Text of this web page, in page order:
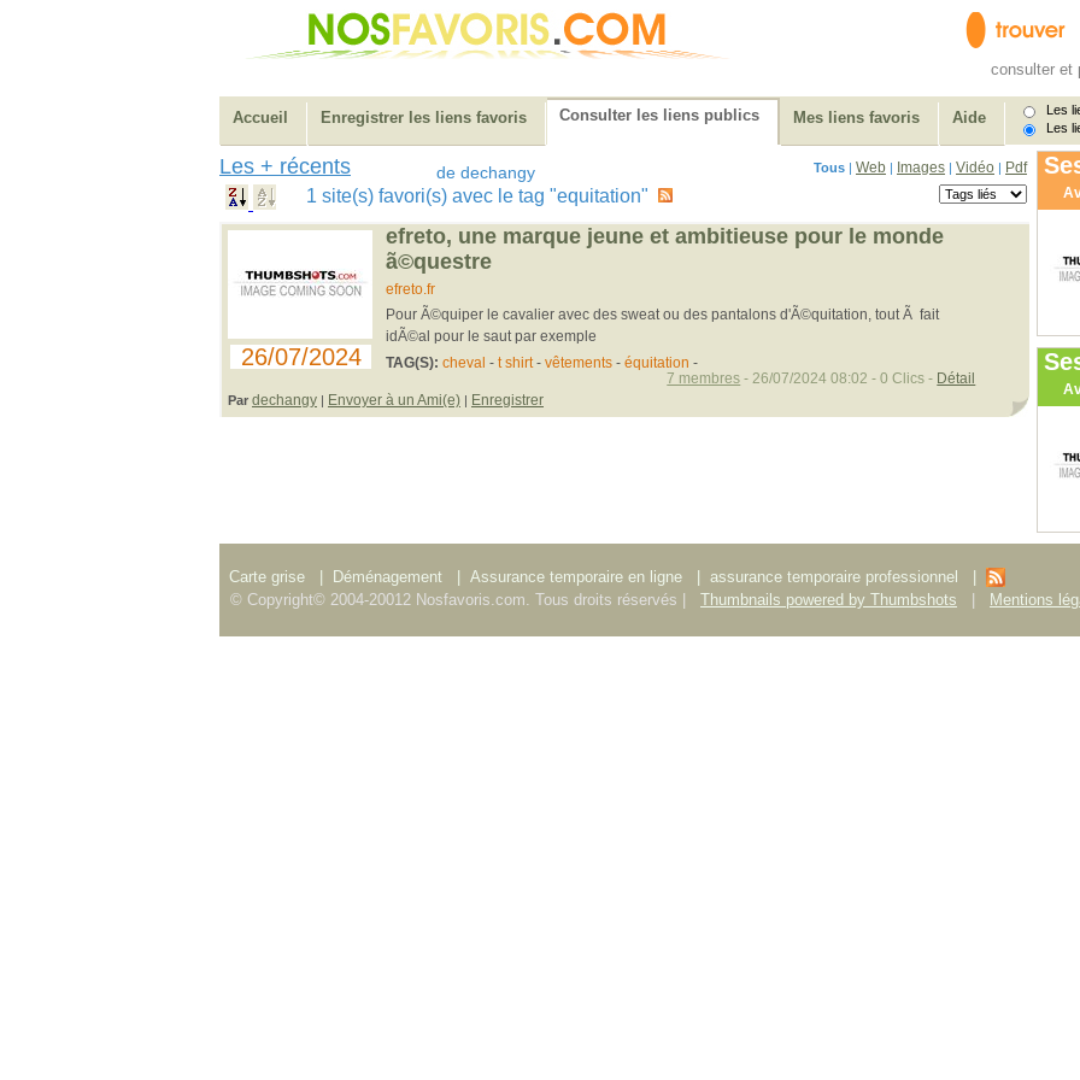
consulter et
Accueil Enregistrer les liens favoris Consulter les liens publics Mes liens favoris Aide
Les
Les
Les + récents de dechangy Tous | Web | Images | Vidéo | Pdf
1 site(s) favori(s) avec le tag "equitation"
26/07/2024
efreto, une marque jeune et ambitieuse pour le monde
ã©questre
efreto.fr
Pour Ã©quiper le cavalier avec des sweat ou des pantalons d'Ã©quitation, tout Ã fait
idÃ©al pour le saut par exemple
TAG(S): cheval - t shirt- vêtements- équitation -
Par dechangy | Envoyer à un Ami(e) | Enregistrer
7 membres - 26/07/2024 08:02 - 0 Clics - Détail
Carte grise Déménagement Assurance temporaire en ligne assurance temporaire professionnel
© Copyright© 2004-20012 Nosfavoris.com. Tous droits réservés |
Thumbnails powered by Thumbshots Mentions